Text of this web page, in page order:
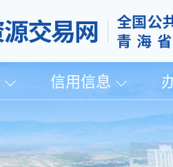
信用信息